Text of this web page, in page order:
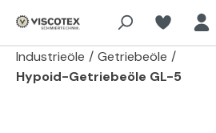
Zum Hauptinhalt springen
Industrieöle / Getriebeöle /
Hypoid-Getriebeöle GL-5